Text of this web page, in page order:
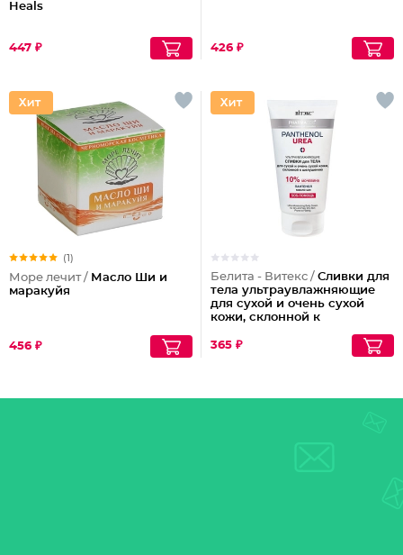
Heals
447 ₽ 426 ₽
(1)
Море лечит / Масло Ши и
маракуйя
456 ₽
Белита - Витекс / Сливки для
тела ультраувлажняющие
для сухой и очень сухой
кожи, склонной к
Panthenol Urea
365 ₽